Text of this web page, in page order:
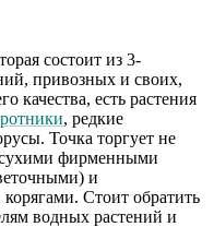
состоит из 3-
привозных и своих,
качества, есть растения
, редкие
Точка торгует не
фирменными
и
Стоит обратить
водных растений и